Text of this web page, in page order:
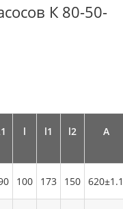
К 80-50-
l l1 l2 А
100 173 150 620±1.1